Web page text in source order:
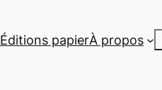
Éditions papierÀ propos